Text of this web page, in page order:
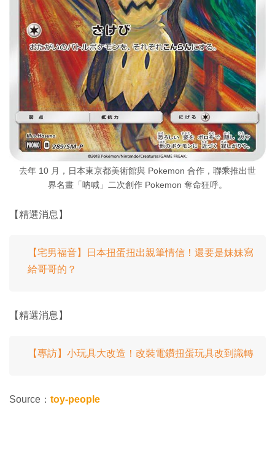
去年 10 月，日本東京都美術館與 Pokemon 合作，聯乘推出世
界名畫「吶喊」二次創作 Pokemon 奪命狂呼。
【精選消息】
【宅男福音】日本扭蛋扭出親筆情信！還要是妹妹寫
給哥哥的？
【精選消息】
【專訪】小玩具大改造！改裝電鑽扭蛋玩具改到識轉
Source： toy-people